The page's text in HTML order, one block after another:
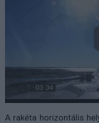
A rakéta horizontális